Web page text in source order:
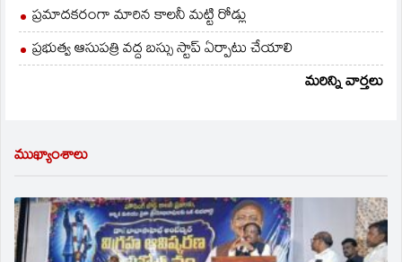
ప్రమాదకరంగా మారిన కాలనీ మట్టి రోడ్లు
ప్రభుత్వ ఆసుపత్రి వద్ద బస్సు స్టాప్ ఏర్పాటు చేయాలి
మరిన్ని వార్తలు
ముఖ్యాంశాలు